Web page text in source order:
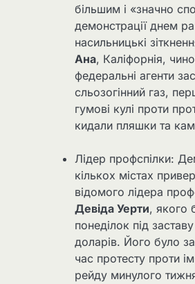
більшим і «значно
демонстрації днем
насильницькі
Ана, Каліфорнія,
федеральні агенти
сльозогінний газ,
гумові кулі проти
кидали пляшки та
Лідер профспілки:
кількох містах
відомого лідера
Девіда Уерти, якого
понеділок під
доларів. Його було
час протесту проти
рейду минулого